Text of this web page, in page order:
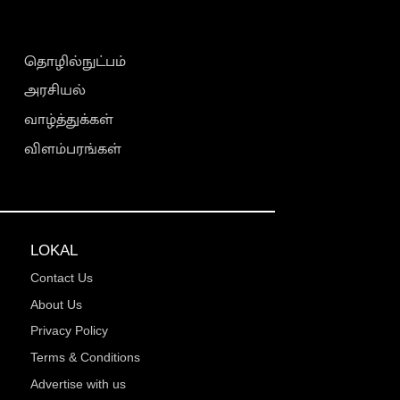
தொழில்நுட்பம்
அரசியல்
வாழ்த்துக்கள்
விளம்பரங்கள்
LOKAL
Contact Us
About Us
Privacy Policy
Terms & Conditions
Advertise with us